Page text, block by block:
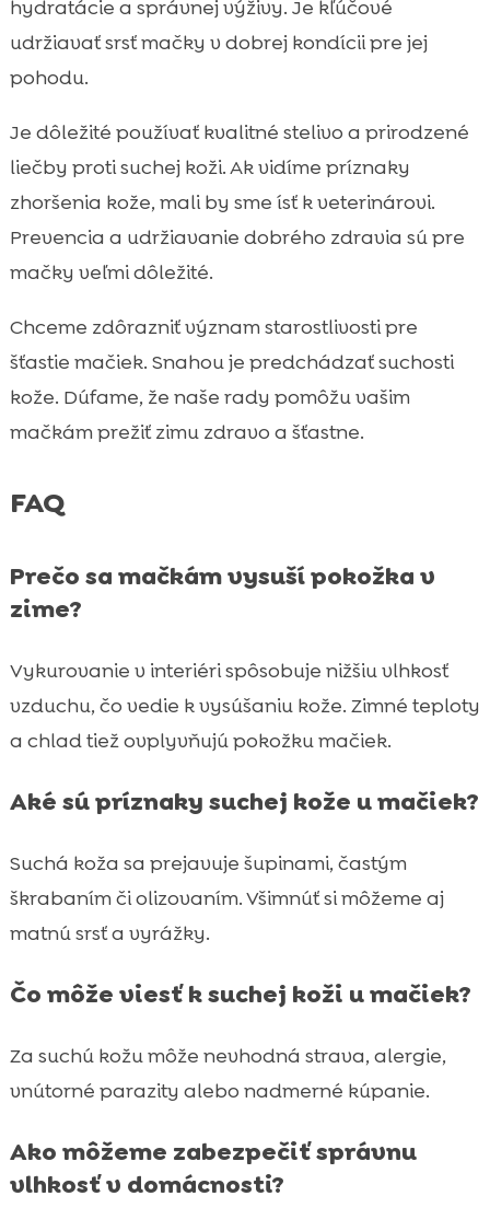
hydratácie a správnej výživy. Je kľúčové
udržiavať srsť mačky v dobrej kondícii pre jej
pohodu.
Je dôležité používať kvalitné stelivo a prirodzené
liečby proti suchej koži. Ak vidíme príznaky
zhoršenia kože, mali by sme ísť k veterinárovi.
Prevencia a udržiavanie dobrého zdravia sú pre
mačky veľmi dôležité.
Chceme zdôrazniť význam starostlivosti pre
šťastie mačiek. Snahou je predchádzať suchosti
kože. Dúfame, že naše rady pomôžu vašim
mačkám prežiť zimu zdravo a šťastne.
FAQ
Prečo sa mačkám vysuší pokožka v
zime?
Vykurovanie v interiéri spôsobuje nižšiu vlhkosť
vzduchu, čo vedie k vysúšaniu kože. Zimné teploty
a chlad tiež ovplyvňujú pokožku mačiek.
Aké sú príznaky suchej kože u mačiek?
Suchá koža sa prejavuje šupinami, častým
škrabaním či olizovaním. Všimnúť si môžeme aj
matnú srsť a vyrážky.
Čo môže viesť k suchej koži u mačiek?
Za suchú kožu môže nevhodná strava, alergie,
vnútorné parazity alebo nadmerné kúpanie.
Ako môžeme zabezpečiť správnu
vlhkosť v domácnosti?